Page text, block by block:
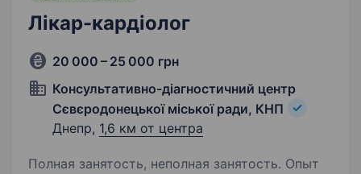
Лікар-кардіолог
20 000 – 25 000 грн
Консультативно-діагностичний центр
Сєвєродонецької міської ради, КНП
Днепр, 1,6 км от центра
Полная занятость, неполная занятость. Опыт